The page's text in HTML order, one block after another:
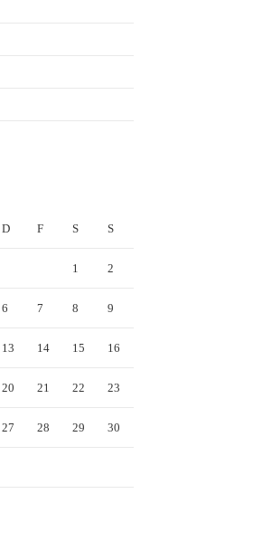
D F S S
1 2
6 7 8 9
13 14 15 16
20 21 22 23
27 28 29 30